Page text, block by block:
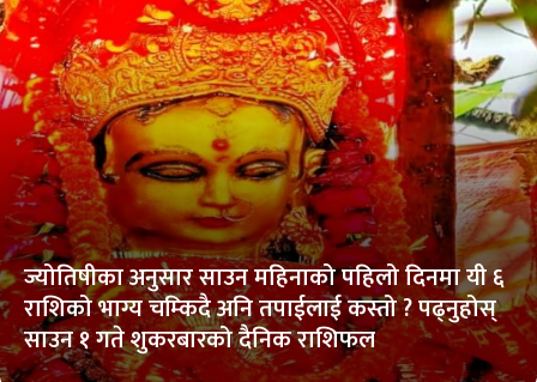
ज्योतिषीका अनुसार साउन महिनाको पहिलो दिनमा यी ६
राशिको भाग्य चम्किदै अनि तपाईलाई कस्तो ? पढ्नुहोस्
साउन १ गते शुकरबारको दैनिक राशिफल